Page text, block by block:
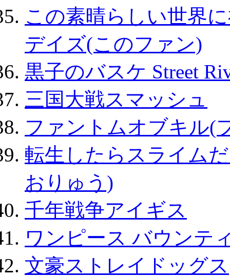
この素晴らしい世界
デイズ(このファン)
黒子のバスケ Street
三国大戦スマッシュ
ファントムオブキル(
転生したらスライム
おりゅう)
千年戦争アイギス
ワンピース バウンテ
文豪ストレイドッグス